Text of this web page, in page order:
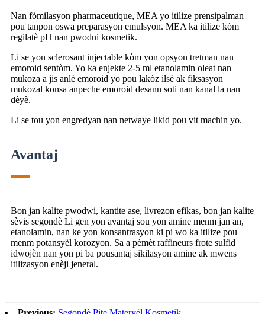
Nan fòmilasyon pharmaceutique, MEA yo itilize prensipalman
pou tanpon oswa preparasyon emulsyon. MEA ka itilize kòm
regilatè pH nan pwodui kosmetik.
Li se yon sclerosant injectable kòm yon opsyon tretman nan
emoroid sentòm. Yo ka enjekte 2-5 ml etanolamin oleat nan
mukoza a jis anlè emoroid yo pou lakòz ilsè ak fiksasyon
mukozal konsa anpeche emoroid desann soti nan kanal la nan
dèyè.
Li se tou yon engredyan nan netwaye likid pou vit machin yo.
Avantaj
Bon jan kalite pwodwi, kantite ase, livrezon efikas, bon jan kalite
sèvis segondè Li gen yon avantaj sou yon amine menm jan an,
etanolamin, nan ke yon konsantrasyon ki pi wo ka itilize pou
menm potansyèl korozyon. Sa a pèmèt raffineurs frote sulfid
idwojèn nan yon pi ba pousantaj sikilasyon amine ak mwens
itilizasyon enèji jeneral.